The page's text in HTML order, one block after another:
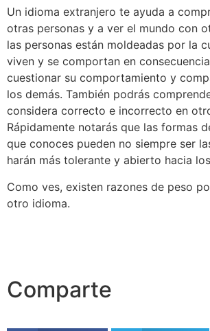
Un idioma extranjero te ayuda a
otras personas y a ver el mundo con
las personas están moldeadas por la
viven y se comportan en
cuestionar su comportamiento y
los demás. También podrás
considera correcto e incorrecto en
Rápidamente notarás que las formas
que conoces pueden no siempre ser
harán más tolerante y abierto hacia
Como ves, existen razones de peso
otro idioma.
Comparte